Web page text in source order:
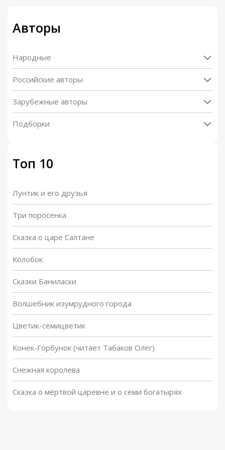
Авторы
Народные
Российские авторы
Зарубежные авторы
Подборки
Топ 10
Лунтик и его друзья
Три поросенка
Сказка о царе Салтане
Колобок
Сказки Баниласки
Волшебник изумрудного города
Цветик-семицветик
Конек-Горбунок (читает Табаков Олег)
Снежная королева
Сказка о мёртвой царевне и о семи богатырях